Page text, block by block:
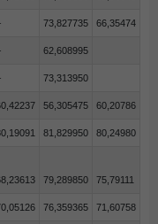
73,827735 66,35474
62,608995
73,313950
56,305475 60,20786
81,829950 80,24980
79,289850 75,79111
76,359365 71,60758